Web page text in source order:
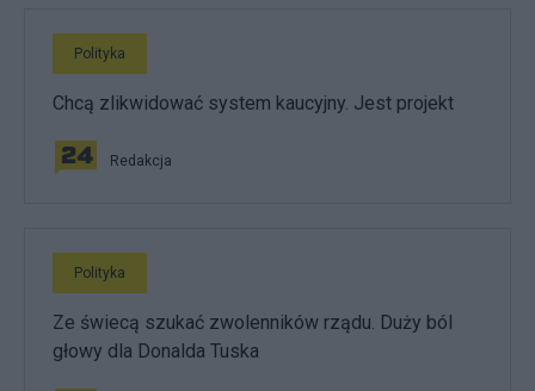
Polityka
Chcą zlikwidować system kaucyjny. Jest projekt
Redakcja
Polityka
Ze świecą szukać zwolenników rządu. Duży ból
głowy dla Donalda Tuska